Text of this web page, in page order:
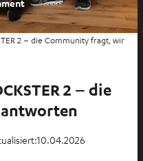
2 – die Community fragt, wir
2 – die
10.04.2026